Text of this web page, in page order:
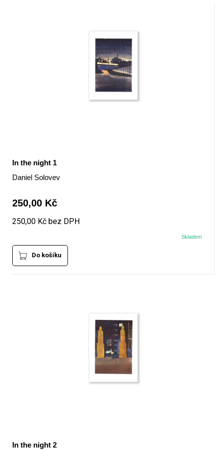
In the night 1
Daniel Solovev
250,00 Kč
250,00 Kč bez DPH
Skladem
Do košíku
In the night 2